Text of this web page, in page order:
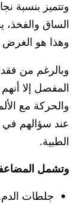
وتتميز بنسبة
الساق والفخذ،
وهذا هو
وبالرغم من
المفصل إلا
والحركة مع
عند سؤالهم في
الطبية.
وتشمل
جلطات